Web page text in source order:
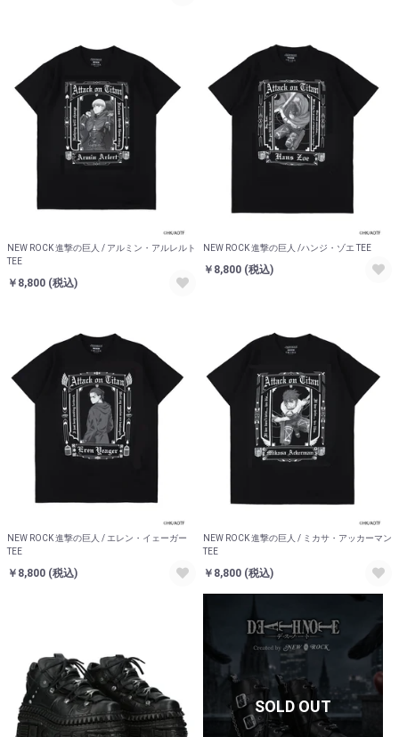
NEW ROCK 進撃の巨人 / アルミン・アルレルト
TEE
￥8,800 (税込)
NEW ROCK 進撃の巨人 /ハンジ・ゾエ TEE
￥8,800 (税込)
NEW ROCK 進撃の巨人 / エレン・イェーガー
TEE
￥8,800 (税込)
NEW ROCK 進撃の巨人 / ミカサ・アッカーマン
TEE
￥8,800 (税込)
SOLD OUT
お買い物を続ける カートへ進む